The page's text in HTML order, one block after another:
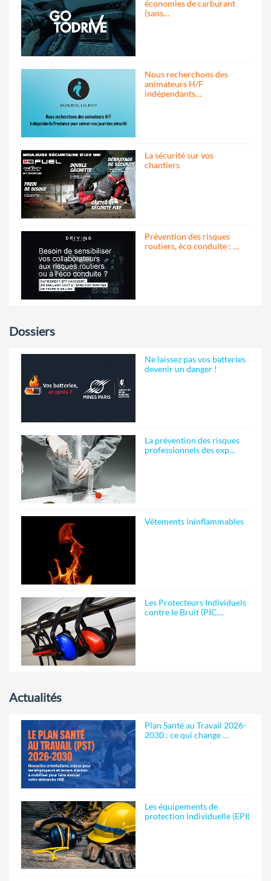
économies de carburant
(sans…
Nous recherchons des
animateurs H/F
indépendants…
La sécurité sur vos
chantiers
Prévention des risques
routiers, éco conduite : …
Dossiers
Ne laissez pas vos batteries
devenir un danger !
La prévention des risques
professionnels des exp…
Vêtements ininflammables
Les Protecteurs Individuels
contre le Bruit (PIC…
Actualités
Plan Santé au Travail 2026-
2030 : ce qui change …
Les équipements de
protection individuelle (EPI)